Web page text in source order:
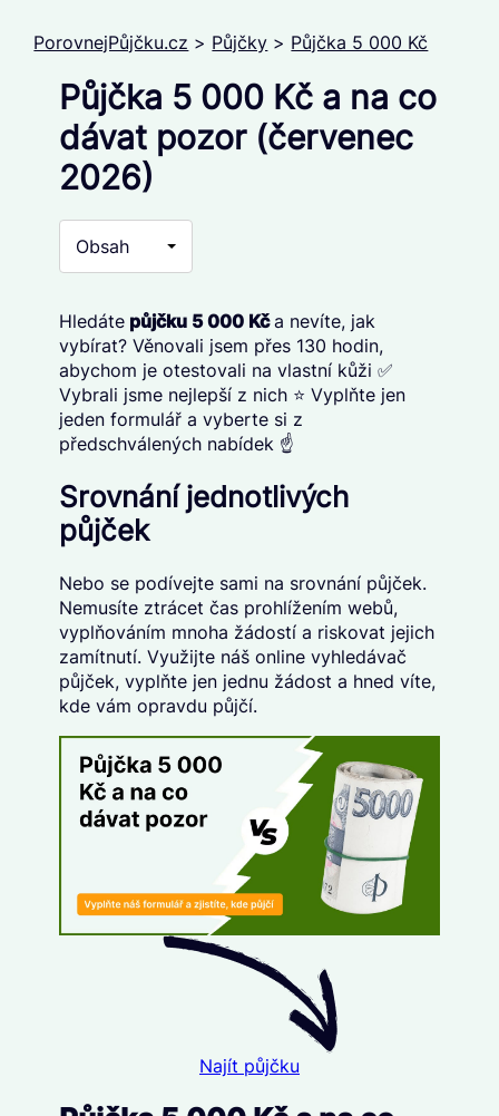
PorovnejPůjčku.cz > Půjčky > Půjčka 5 000 Kč
Půjčka 5 000 Kč a na co
dávat pozor (červenec
2026)
Obsah
Hledátepůjčku 5 000 Kč a nevíte, jak
vybírat? Věnovali jsem přes 130 hodin,
abychom je otestovali na vlastní kůži ✅
Vybrali jsme nejlepší z nich ⭐ Vyplňte jen
jeden formulář a vyberte si z
předschválených nabídek ☝️
Srovnání jednotlivých
půjček
Nebo se podívejte sami na srovnání půjček.
Nemusíte ztrácet čas prohlížením webů,
vyplňováním mnoha žádostí a riskovat jejich
zamítnutí. Využijte náš online vyhledávač
půjček, vyplňte jen jednu žádost a hned víte,
kde vám opravdu půjčí.
Najít půjčku